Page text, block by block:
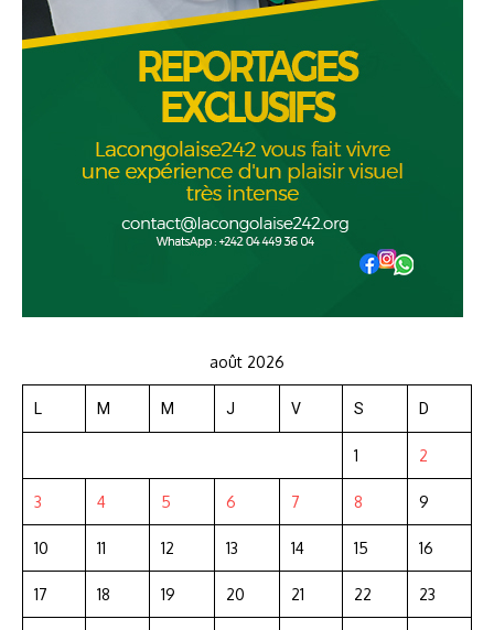
août 2026
L M M J V S D
1 2
3 4 5 6 7 8 9
10 11 12 13 14 15 16
17 18 19 20 21 22 23